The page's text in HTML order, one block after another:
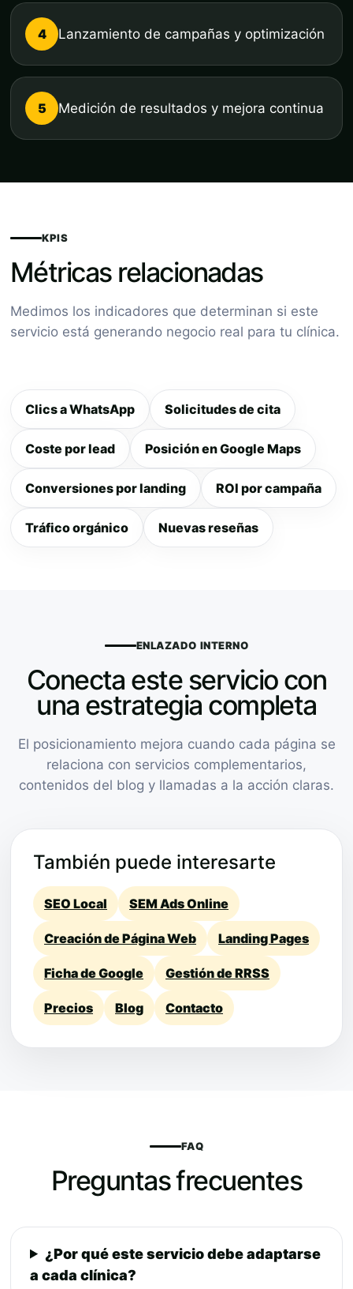
4 Lanzamiento de campañas y optimización
5 Medición de resultados y mejora continua
KPIS
Métricas relacionadas
Medimos los indicadores que determinan si este
servicio está generando negocio real para tu clínica.
Clics a WhatsApp Solicitudes de cita
Coste por lead Posición en Google Maps
Conversiones por landing ROI por campaña
Tráfico orgánico Nuevas reseñas
ENLAZADO INTERNO
Conecta este servicio con
una estrategia completa
El posicionamiento mejora cuando cada página se
relaciona con servicios complementarios,
contenidos del blog y llamadas a la acción claras.
También puede interesarte
SEO Local SEM Ads Online
Creación de Página Web Landing Pages
Ficha de Google Gestión de RRSS
Precios Blog Contacto
FAQ
Preguntas frecuentes
¿Por qué este servicio debe adaptarse
a cada clínica?